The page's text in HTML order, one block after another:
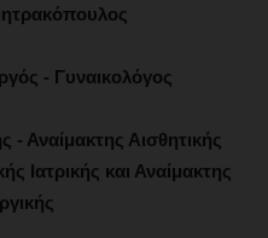
- Γυναικολόγος
- Αναίμακτης Αισθητικής
Ιατρικής και Αναίμακτης